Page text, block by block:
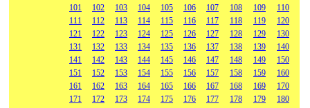
101
102 103 104 105 106 107 108 109
110
111
112 113 114 115 116 117 118 119
120
121
122 123 124 125 126 127 128 129
130
131
132 133 134 135 136 137 138 139
140
141
142 143 144 145 146 147 148 149
150
151
152 153 154 155 156 157 158 159
160
161
162 163 164 165 166 167 168 169
170
171
172 173 174 175 176 177 178 179
180